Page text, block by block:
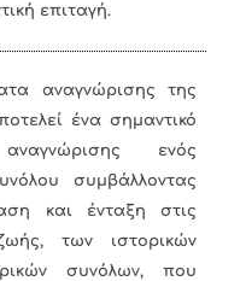
επιταγή.
αναγνώρισης της
ένα σημαντικό
ενός
συμβάλλοντας
και ένταξη στις
των ιστορικών
συνόλων, που